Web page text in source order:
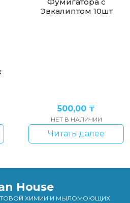
Эвкалиптом 10шт
500,00 ₸
НЕТ В НАЛИЧИИ
Читать далее
House
ХИМИИ И МЫЛОМОЮЩИХ